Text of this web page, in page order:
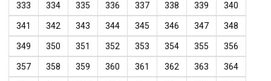
333 334 335 336 337 338 339 340
341 342 343 344 345 346 347 348
349 350 351 352 353 354 355 356
357 358 359 360 361 362 363 364